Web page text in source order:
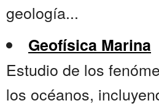
geología...
Geofísica Marina
Estudio de los
los océanos,